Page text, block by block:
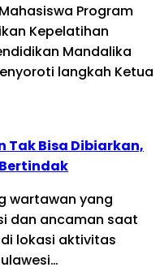
Program
Kepelatihan
Mandalika
langkah Ketua
Bisa Dibiarkan,
wartawan yang
dan ancaman saat
lokasi aktivitas